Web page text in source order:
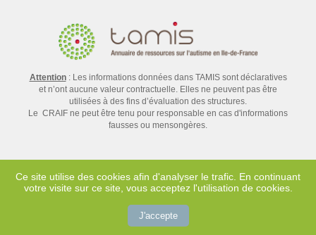
Attention: Les informations données dans TAMIS sont déclaratives
et n’ont aucune valeur contractuelle. Elles ne peuvent pas être
utilisées à des fins d’évaluation des structures.
Le CRAIF ne peut être tenu pour responsable en cas d'informations
fausses ou mensongères.
Contact
Mentions légales
Crédits
Plan du site
Ce site utilise des cookies afin d'analyser le trafic. En continuant
votre visite sur ce site, vous acceptez l'utilisation de cookies.
J'accepte